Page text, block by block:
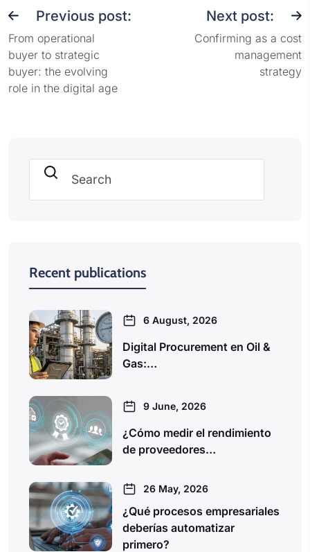
Previous post:
From operational
buyer to strategic
buyer: the evolving
role in the digital age
Next post:
Confirming as a cost
management
strategy
Search
Recent publications
6 August, 2026
Digital Procurement en Oil &
Gas:…
9 June, 2026
¿Cómo medir el rendimiento
de proveedores…
26 May, 2026
¿Qué procesos empresariales
deberías automatizar
primero?